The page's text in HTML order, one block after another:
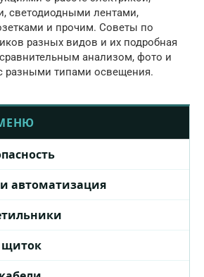
светодиодными лентами,
и прочим. Советы по
разных видов и их подробная
анализом, фото и
разными типами освещения.
автоматизация